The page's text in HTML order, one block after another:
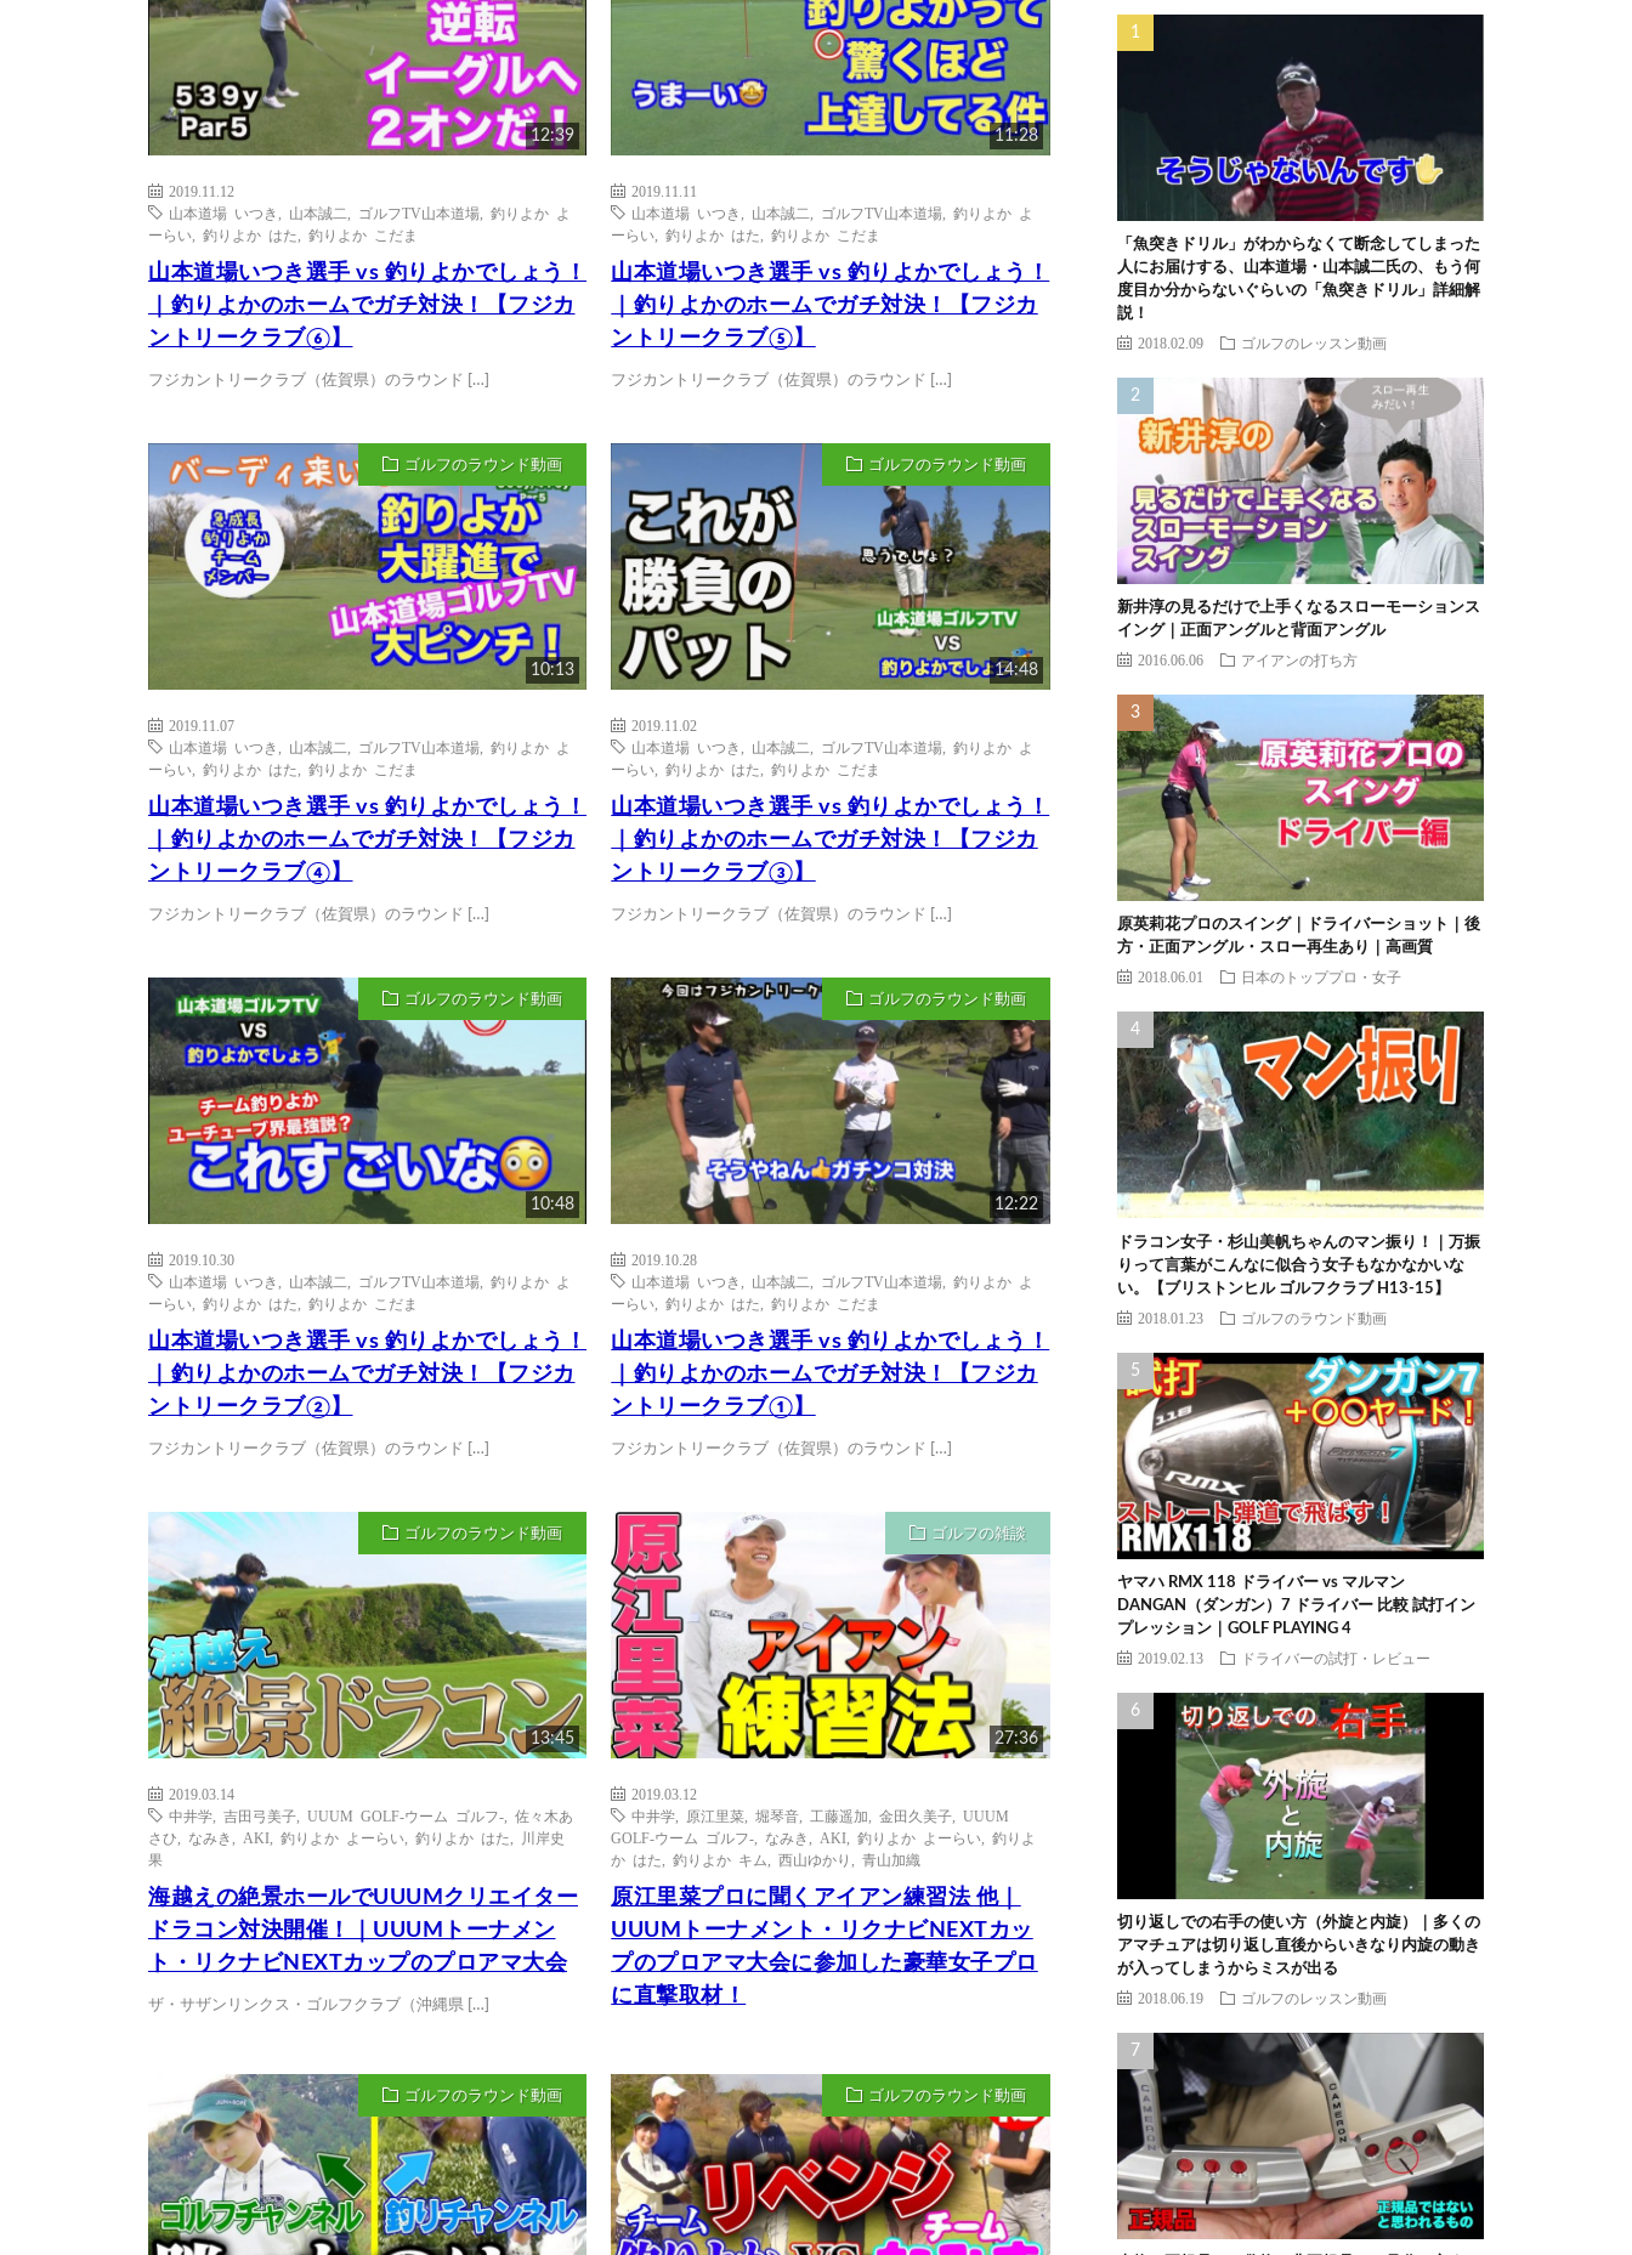
12:39
2019.11.12
山本道場 いつき
山本誠二 ゴルフTV山本道場
釣りよか よ
ーらい
釣りよか はた 釣りよか こだま
山本道場いつき選手 vs 釣りよかでしょう！
｜釣りよかのホームでガチ対決！【フジカ
ントリークラブ⑥】
フジカントリークラブ（佐賀県）のラウンド […]
11:28
2019.11.11
山本道場 いつき
山本誠二 ゴルフTV山本道場 ,釣りよか よ
ーらい ,釣りよか はた ,釣りよか こだま
山本道場いつき選手 vs 釣りよかでしょう！
｜釣りよかのホームでガチ対決！【フジカ
ントリークラブ⑤】
フジカントリークラブ（佐賀県）のラウンド […]
ゴルフのラウンド動画
10:13
2019.11.07
山本道場 いつき
山本誠二 ゴルフTV山本道場
釣りよか よ
ーらい
釣りよか はた 釣りよか こだま
山本道場いつき選手 vs 釣りよかでしょう！
｜釣りよかのホームでガチ対決！【フジカ
ントリークラブ④】
フジカントリークラブ（佐賀県）のラウンド […]
ゴルフのラウンド動画
14:48
2019.11.02
山本道場 いつき
山本誠二 ゴルフTV山本道場 ,釣りよか よ
ーらい ,釣りよか はた ,釣りよか こだま
山本道場いつき選手 vs 釣りよかでしょう！
｜釣りよかのホームでガチ対決！【フジカ
ントリークラブ③】
フジカントリークラブ（佐賀県）のラウンド […]
ゴルフのラウンド動画
10:48
2019.10.30
山本道場 いつき
山本誠二 ゴルフTV山本道場
釣りよか よ
ーらい
釣りよか はた 釣りよか こだま
山本道場いつき選手 vs 釣りよかでしょう！
｜釣りよかのホームでガチ対決！【フジカ
ントリークラブ②】
フジカントリークラブ（佐賀県）のラウンド […]
ゴルフのラウンド動画
12:22
2019.10.28
山本道場 いつき
山本誠二 ゴルフTV山本道場 ,釣りよか よ
ーらい ,釣りよか はた ,釣りよか こだま
山本道場いつき選手 vs 釣りよかでしょう！
｜釣りよかのホームでガチ対決！【フジカ
ントリークラブ①】
フジカントリークラブ（佐賀県）のラウンド […]
ゴルフのラウンド動画
13:45
2019.03.14
中井学
吉田弓美子 UUUM GOLF-ウーム ゴルフ-
佐々木あ
さひ
なみき AKI 釣りよか よーらい 釣りよか はた
川岸史
果
海越えの絶景ホールでUUUMクリエイター
ドラコン対決開催！｜UUUMトーナメン
ト・リクナビNEXTカップのプロアマ大会
ザ・サザンリンクス・ゴルフクラブ（沖縄県 […]
ゴルフの雑談
27:36
2019.03.12
中井学
原江里菜 ,堀琴音 工藤遥加 ,金田久美子 ,UUUM
GOLF-ウーム ゴルフ-
なみき AKI ,釣りよか よーらい ,釣りよ
か はた
,釣りよか キム ,西山ゆかり ,青山加織
原江里菜プロに聞くアイアン練習法 他｜
UUUMトーナメント・リクナビNEXTカッ
プのプロアマ大会に参加した豪華女子プロ
に直撃取材！
ゴルフのラウンド動画 ゴルフのラウンド動画
「魚突きドリル」がわからなくて断念してしまった
人にお届けする、山本道場・山本誠二氏の、もう何
度目か分からないぐらいの「魚突きドリル」詳細解
説！
2018.02.09 ゴルフのレッスン動画
新井淳の見るだけで上手くなるスローモーションス
イング｜正面アングルと背面アングル
2016.06.06 アイアンの打ち方
原英莉花プロのスイング｜ドライバーショット｜後
方・正面アングル・スロー再生あり｜高画質
2018.06.01 日本のトッププロ・女子
ドラコン女子・杉山美帆ちゃんのマン振り！｜万振
りって言葉がこんなに似合う女子もなかなかいな
い。【ブリストンヒル ゴルフクラブ H13-15】
2018.01.23 ゴルフのラウンド動画
ヤマハ RMX 118 ドライバー vs マルマン
DANGAN（ダンガン）7 ドライバー 比較 試打イン
プレッション｜GOLF PLAYING 4
2019.02.13 ドライバーの試打・レビュー
切り返しでの右手の使い方（外旋と内旋）｜多くの
アマチュアは切り返し直後からいきなり内旋の動き
が入ってしまうからミスが出る
2018.06.19 ゴルフのレッスン動画